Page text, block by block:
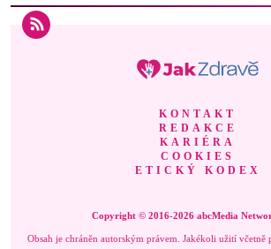
KONTAKT
REDAKCE
KARIÉRA
COOKIES
ETICKÝ KODEX
Copyright © 2016-2026 abcMedia
Obsah je chráněn autorským právem. Jakékoli užití